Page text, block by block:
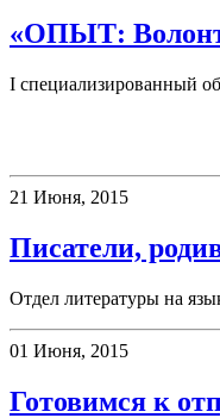
«ОПЫТ:
I специализированный
21 Июня, 2015
Писатели,
Отдел литературы на
01 Июня, 2015
Готовимся к